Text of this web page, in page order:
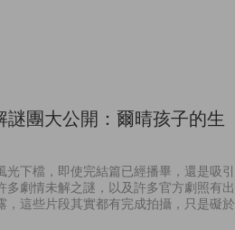
謎團大公開：爾晴孩子的生
下檔，即使完結篇已經播畢，還是吸引
劇情未解之謎，以及許多官方劇照有出
這些片段其實都有完成拍攝，只是礙於